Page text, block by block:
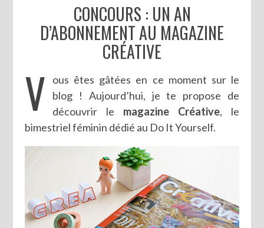
CONCOURS : UN AN
D’ABONNEMENT AU MAGAZINE
CRÉATIVE
V
ous êtes gâtées en ce moment sur le
blog ! Aujourd’hui, je te propose de
découvrir le magazine Créative, le
bimestriel féminin dédié au Do It Yourself.